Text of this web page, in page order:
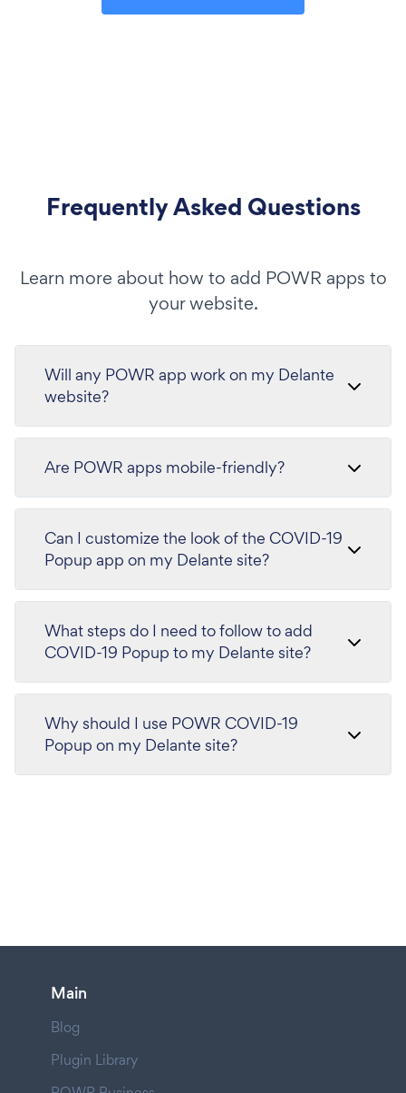
Frequently Asked Questions
Learn more about how to add POWR apps to
your website.
Will any POWR app work on my Delante
website?
Are POWR apps mobile-friendly?
Can I customize the look of the COVID-19
Popup app on my Delante site?
What steps do I need to follow to add
COVID-19 Popup to my Delante site?
Why should I use POWR COVID-19
Popup on my Delante site?
Main
Blog
Plugin Library